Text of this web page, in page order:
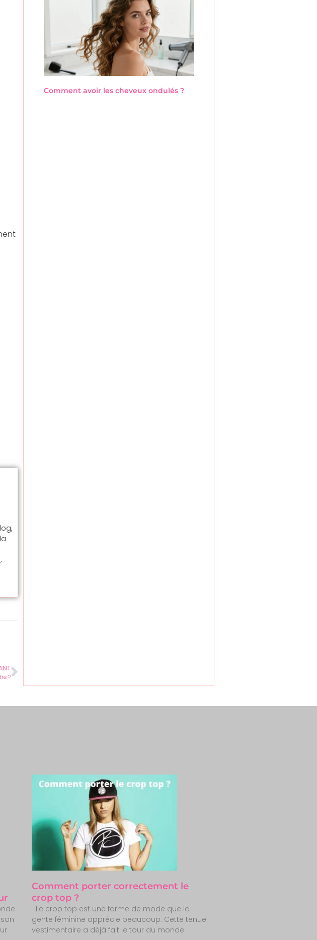
?
Comment avoir les cheveux ondulés ?
Comment porter correctement le
crop top ?
Le crop top est une forme de mode que la
gente féminine apprécie beaucoup. Cette tenue
vestimentaire a déjà fait le tour du monde.